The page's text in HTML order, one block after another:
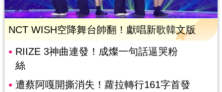
NCT WISH空降舞台帥翻！獻唱新歌韓文版
RIIZE 3神曲連發！成燦一句話逼哭粉
絲
遭蔡阿嘎開撕消失！蘿拉轉行161字首發